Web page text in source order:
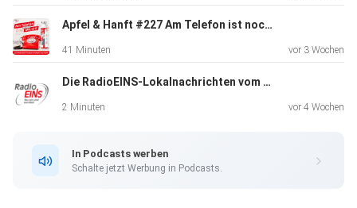
Apfel & Hanft #227 Am Telefon ist noch Milch: Duschen in Karlsbad
41 Minuten vor 3 Wochen
Die RadioEINS-Lokalnachrichten vom 10.7. - Spätausgabe
2 Minuten vor 4 Wochen
In Podcasts werben
Schalte jetzt Werbung in Podcasts.